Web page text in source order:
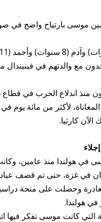
موسى بارتياح واضح في
مع والدتهم في فينيندال
منذ اندلاع الحرب في قطاع
لأكثر من مائة يوم
الآن كارثيا.
في هولندا منذ عامين،
وحصلت على منحة
في هولندا.
التي كانت موسى تفكر فيها